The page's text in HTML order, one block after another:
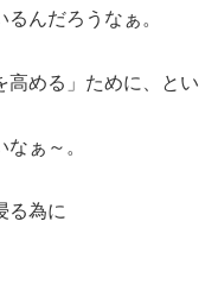
んだろうなぁ。
高める」ために、とい
ぁ～。
る為に